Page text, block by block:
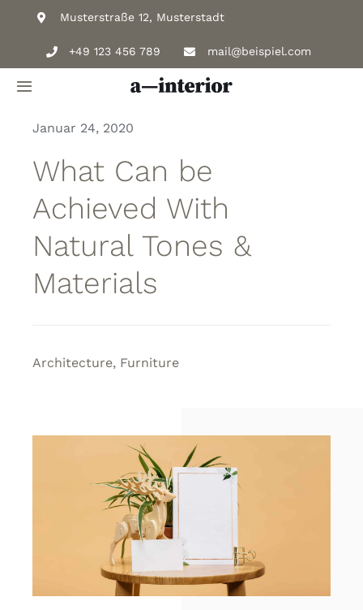
springen
Musterstraße 12, Musterstadt
+49 123 456 789 mail@beispiel.com
Toggle
Möbelwerkstatt
Objekteinrichtung
Holzdienstleistungen
Januar 24, 2020
What Can be
Achieved With
Natural Tones &
Materials
Architecture, Furniture